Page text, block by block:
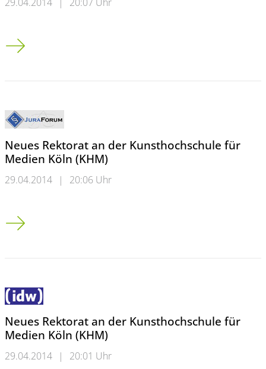
Neues Rektorat an der Kunsthochschule für Medien Köln
Neues Rektorat an der Kunsthochschule für
Medien Köln (KHM)
29.04.2014 | 20:06 Uhr
Neues Rektorat an der Kunsthochschule für Medien Köln
Neues Rektorat an der Kunsthochschule für
Medien Köln (KHM)
29.04.2014 | 20:01 Uhr